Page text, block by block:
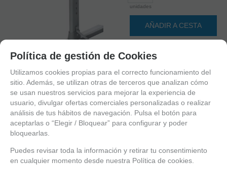
1
2
4
5
unidades
AÑADIR A CESTA
Política de gestión de Cookies
Utilizamos cookies propias para el correcto funcionamiento del
sitio. Además, se utilizan otras de terceros que analizan cómo
se usan nuestros servicios para mejorar la experiencia de
usuario, divulgar ofertas comerciales personalizadas o realizar
análisis de tus hábitos de navegación. Pulsa el botón para
aceptarlas o “Elegir / Bloquear” para configurar y poder
bloquearlas.
Puedes revisar toda la información y retirar tu consentimiento
en cualquier momento desde nuestra Política de cookies.